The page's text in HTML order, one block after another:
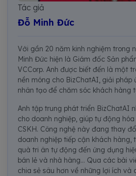
Tác giả
Đỗ Minh Đức
Với gần 20 năm kinh nghiệm trong
Minh Đức hiện là Giám đốc Sản
VCCorp. Anh được biết đến là một
nền móng cho BizChatAI, giải pháp
nhân tạo để chăm sóc khách hàng
Anh tập trung phát triển BizChatAI
cho doanh nghiệp, giúp tự động
CSKH. Công nghệ này đang thay
doanh nghiệp tiếp cận khách hàng,
quà tri ân tự động đến ứng dụng
bán lẻ và nhà hàng... Qua các bài
chia sẻ sâu hơn về những lợi ích và